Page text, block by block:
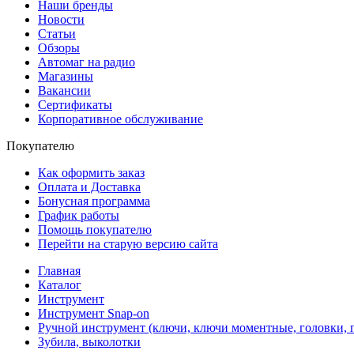
Наши бренды
Новости
Статьи
Обзоры
Автомаг на радио
Магазины
Вакансии
Сертификаты
Корпоративное обслуживание
Покупателю
Как оформить заказ
Оплата и Доставка
Бонусная программа
График работы
Помощь покупателю
Перейти на старую версию сайта
Главная
Каталог
Инструмент
Инструмент Snap-on
Ручной инструмент (ключи, ключи моментные, головки,
Зубила, выколотки